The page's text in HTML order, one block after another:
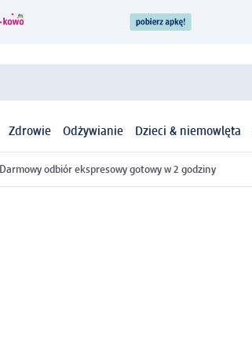
Zdrowie Odżywianie Dzieci & niemowlęta
Darmowy odbiór ekspresowy gotowy w 2 godziny